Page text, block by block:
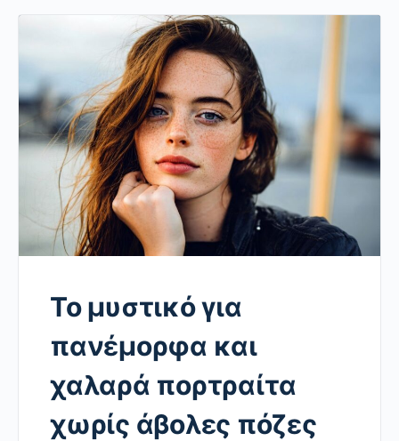
Το μυστικό για
πανέμορφα και
χαλαρά πορτραίτα
χωρίς άβολες πόζες